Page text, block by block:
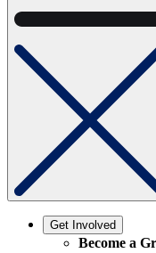
Get Involved
Become a